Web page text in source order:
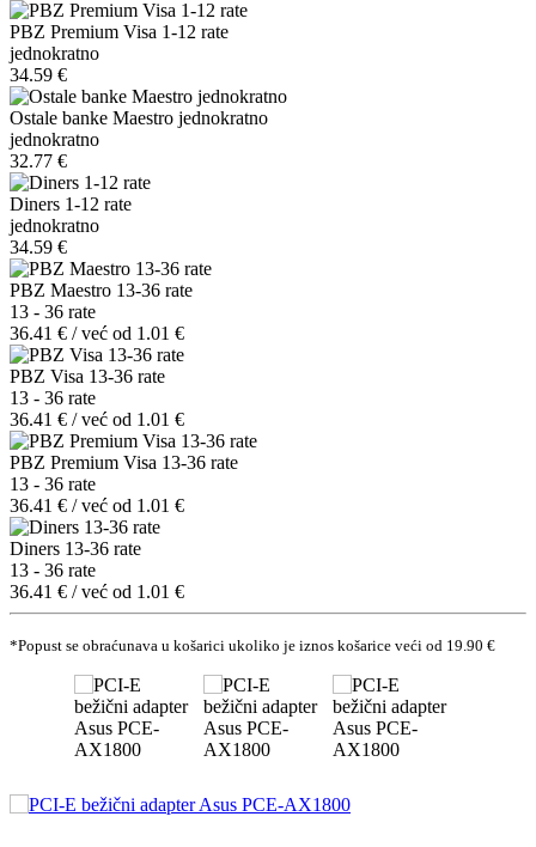
PBZ Premium Visa 1-12 rate
jednokratno
34.59 €
Ostale banke Maestro jednokratno
jednokratno
32.77 €
Diners 1-12 rate
jednokratno
34.59 €
PBZ Maestro 13-36 rate
13 - 36 rate
36.41 € / već od 1.01 €
PBZ Visa 13-36 rate
13 - 36 rate
36.41 € / već od 1.01 €
PBZ Premium Visa 13-36 rate
13 - 36 rate
36.41 € / već od 1.01 €
Diners 13-36 rate
13 - 36 rate
36.41 € / već od 1.01 €
*Popust se obraćunava u košarici ukoliko je iznos košarice veći od 19.90 €